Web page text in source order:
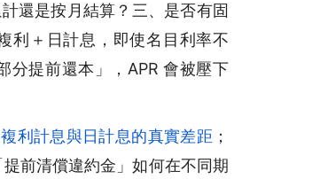
還是按月結算？三、是否有固
利＋日計息，即使名目利率不
分提前還本」，APR 會被壓下
利計息與日計息的真實差距 ；
前清償違約金」如何在不同期